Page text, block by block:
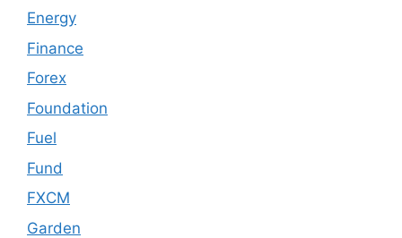
Energy
Finance
Forex
Foundation
Fuel
Fund
FXCM
Garden